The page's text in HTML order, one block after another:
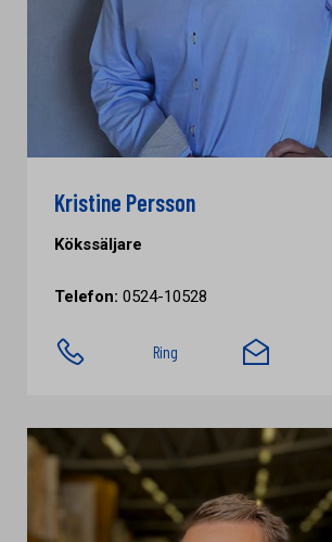
Kristine Persson
Kökssäljare
Telefon: 0524-10528
Ring